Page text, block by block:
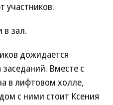
участников.
в зал.
дожидается
Вместе с
в лифтовом холле,
с ними стоит Ксения